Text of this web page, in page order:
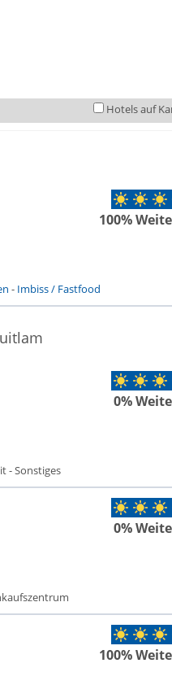
Hotels auf
100%
- Imbiss / Fastfood
0%
- Sonstiges
0%
100%